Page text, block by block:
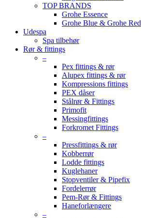
TOP BRANDS
Grohe Essence
Grohe Blue & Grohe Red
Udespa
Spa tilbehør
Rør & fittings
–
Pex fittings & rør
Alupex fittings & rør
Kompressions fittings
PEX dåser
Stålrør & Fittings
Primofit
Messingfittings
Forkromet Fittings
–
Pressfittings & rør
Kobberrør
Lodde fittings
Kuglehaner
Stopventiler & Pipefix
Fordelerrør
Pem-Rør & Fittings
Haneforlængere
–